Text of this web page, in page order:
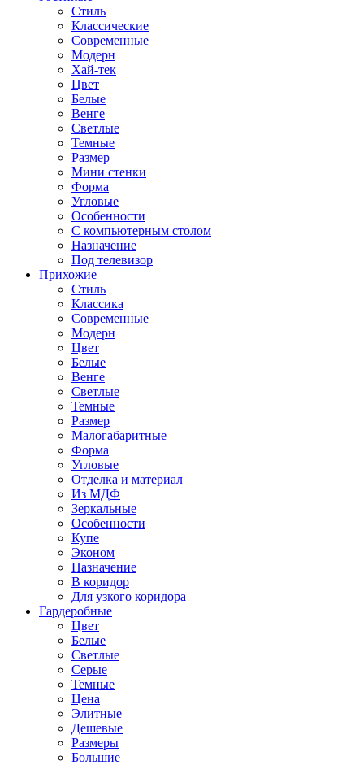
Стиль
Классические
Современные
Модерн
Хай-тек
Цвет
Белые
Венге
Светлые
Темные
Размер
Мини стенки
Форма
Угловые
Особенности
С компьютерным столом
Назначение
Под телевизор
Прихожие
Стиль
Классика
Современные
Модерн
Цвет
Белые
Венге
Светлые
Темные
Размер
Малогабаритные
Форма
Угловые
Отделка и материал
Из МДФ
Зеркальные
Особенности
Купе
Эконом
Назначение
В коридор
Для узкого коридора
Гардеробные
Цвет
Белые
Светлые
Серые
Темные
Цена
Элитные
Дешевые
Размеры
Большие